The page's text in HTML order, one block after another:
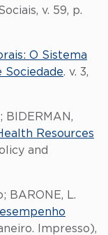
v. 59, p.
O Sistema
Sociedade. v. 3,
BIDERMAN,
Resources
and
BARONE, L.
Impresso),